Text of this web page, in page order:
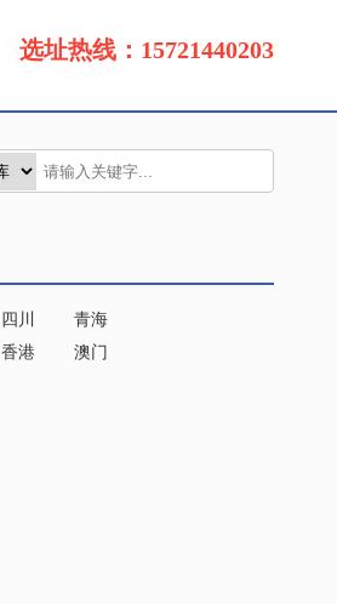
选址热线：15721440203
四川
青海
香港
澳门